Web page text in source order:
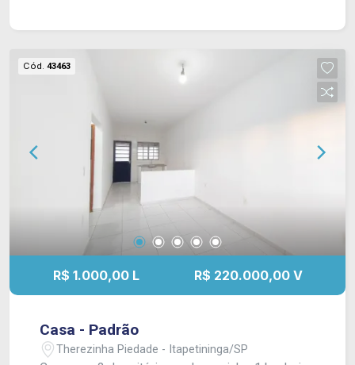
Cód. 43463
R$ 1.000,00 L R$ 220.000,00 V
Casa - Padrão
Therezinha Piedade - Itapetininga/SP